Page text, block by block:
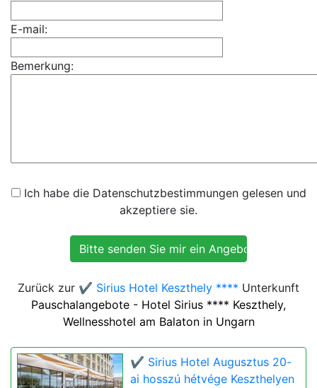
E-mail:
Bemerkung:
Ich habe die Datenschutzbestimmungen gelesen und
akzeptiere sie.
Zurück zur ✔️ Sirius Hotel Keszthely **** Unterkunft
Pauschalangebote - Hotel Sirius **** Keszthely,
Wellnesshotel am Balaton in Ungarn
✔️ Sirius Hotel Augusztus 20-
ai hosszú hétvége Keszthelyen